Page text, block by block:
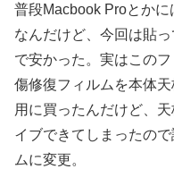
普段Macbook Proとか
なんだけど、今回は貼
で安かった。実はこの
傷修復フィルムを本体
用に買ったんだけど、
イブできてしまったの
ムに変更。